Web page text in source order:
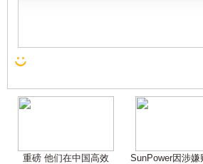
重磅 他们在中国高效 SunPower因涉嫌